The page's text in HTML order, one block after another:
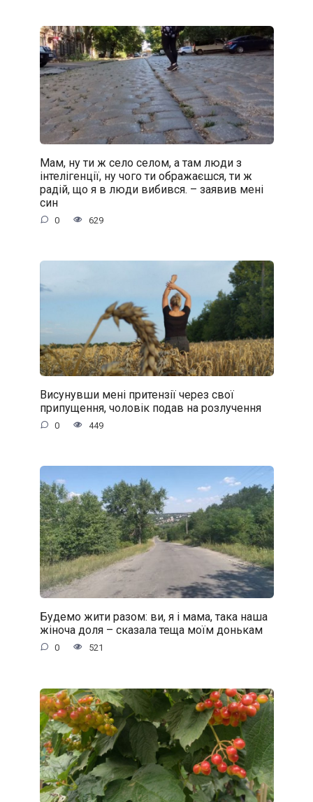
Мам, ну ти ж село селом, а там люди з
інтелігенції, ну чого ти ображаєшся, ти ж
радій, що я в люди вибився. – заявив мені
син
0 629
Висунувши мені притензії через свої
припущення, чоловік подав на розлучення
0 449
Будемо жити разом: ви, я і мама, така наша
жіноча доля – сказала теща моїм донькам
0 521